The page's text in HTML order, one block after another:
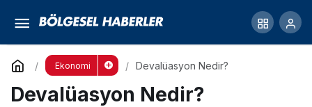
Ekonomi Devalüasyon Nedir?
Devalüasyon Nedir?
Devalüasyon Nedir? Yorum Yap